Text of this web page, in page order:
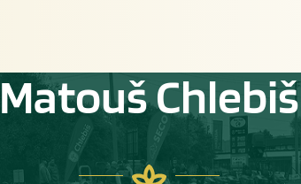
Matouš Chlebiš